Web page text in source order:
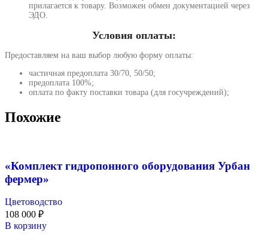
прилагается к товару. Возможен обмен документацией через
ЭДО.
Условия оплаты:
Предоставляем на ваш выбор любую форму оплаты:
частичная предоплата 30/70, 50/50;
предоплата 100%;
оплата по факту поставки товара (для госучреждений);
Похожие
«Комплект гидропонного оборудования Урбан
фермер»
Цветоводство
108 000 ₽
В корзину